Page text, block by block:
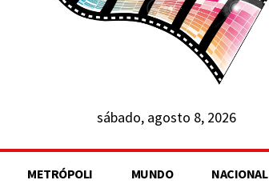
sábado, agosto 8, 2026
METRÓPOLI MUNDO NACIONAL